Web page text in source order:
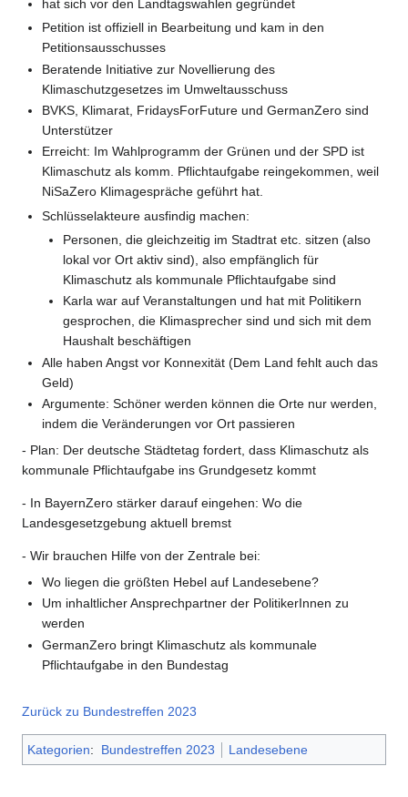
hat sich vor den Landtagswahlen gegründet
Petition ist offiziell in Bearbeitung und kam in den
Petitionsausschusses
Beratende Initiative zur Novellierung des
Klimaschutzgesetzes im Umweltausschuss
BVKS, Klimarat, FridaysForFuture und GermanZero sind
Unterstützer
Erreicht: Im Wahlprogramm der Grünen und der SPD ist
Klimaschutz als komm. Pflichtaufgabe reingekommen, weil
NiSaZero Klimagespräche geführt hat.
Schlüsselakteure ausfindig machen:
Personen, die gleichzeitig im Stadtrat etc. sitzen (also
lokal vor Ort aktiv sind), also empfänglich für
Klimaschutz als kommunale Pflichtaufgabe sind
Karla war auf Veranstaltungen und hat mit Politikern
gesprochen, die Klimasprecher sind und sich mit dem
Haushalt beschäftigen
Alle haben Angst vor Konnexität (Dem Land fehlt auch das
Geld)
Argumente: Schöner werden können die Orte nur werden,
indem die Veränderungen vor Ort passieren
- Plan: Der deutsche Städtetag fordert, dass Klimaschutz als
kommunale Pflichtaufgabe ins Grundgesetz kommt
- In BayernZero stärker darauf eingehen: Wo die
Landesgesetzgebung aktuell bremst
- Wir brauchen Hilfe von der Zentrale bei:
Wo liegen die größten Hebel auf Landesebene?
Um inhaltlicher Ansprechpartner der PolitikerInnen zu
werden
GermanZero bringt Klimaschutz als kommunale
Pflichtaufgabe in den Bundestag
Zurück zu Bundestreffen 2023
Kategorien: Bundestreffen 2023 Landesebene